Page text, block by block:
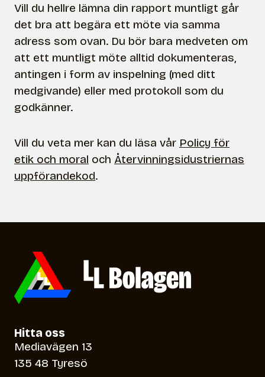
Vill du hellre lämna din rapport muntligt går
det bra att begära ett möte via samma
adress som ovan. Du bör bara medveten om
att ett muntligt möte alltid dokumenteras,
antingen i form av inspelning (med ditt
medgivande) eller med protokoll som du
godkänner.
Vill du veta mer kan du läsa vår Policy för
etik och moral och Återvinningsidustriernas
uppförandekod.
Hitta oss
Mediavägen 13
135 48 Tyresö